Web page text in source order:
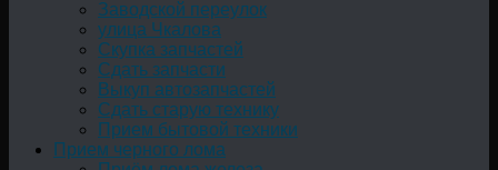
Заводской переулок
улица Чкалова
Скупка запчастей
Сдать запчасти
Выкуп автозапчастей
Сдать старую технику
Прием бытовой техники
Прием черного лома